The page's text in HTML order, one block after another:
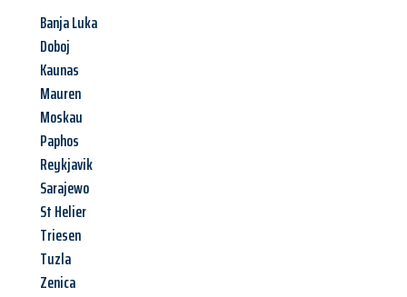
Banja Luka
Doboj
Kaunas
Mauren
Moskau
Paphos
Reykjavik
Sarajewo
St Helier
Triesen
Tuzla
Zenica